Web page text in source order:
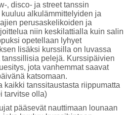
, disco- ja street tanssin
alkulämmittelyiden ja
perusaskelikoiden ja
niin keskilattialla kuin salin
opetellaan lyhyet
lisäksi kurssilla on luvassa
pelejä. Kurssipäivien
jota vanhemmat saavat
katsomaan.
kaikki tanssitaustasta riippumatta
tarvitse olla)
pääsevät nauttimaan lounaan